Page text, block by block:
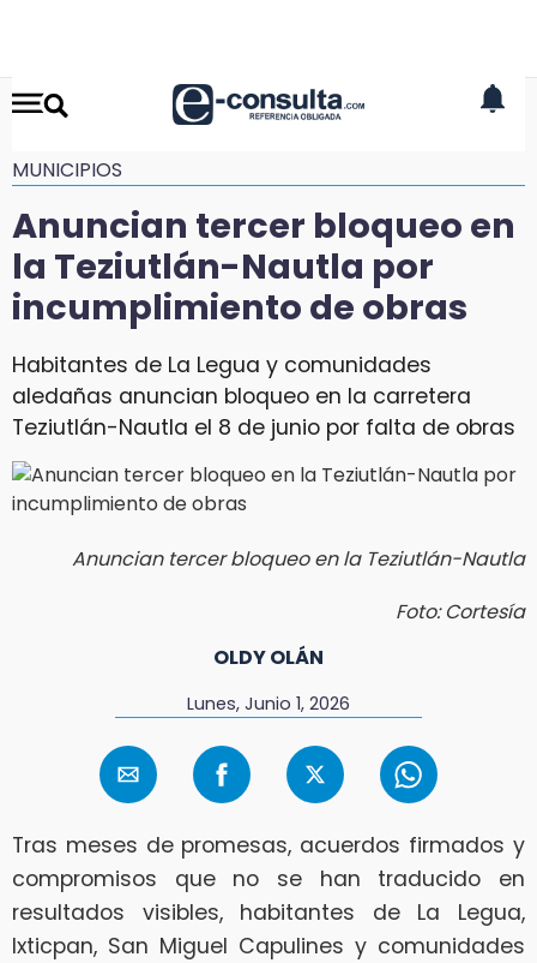
MUNICIPIOS
Anuncian tercer bloqueo en
la Teziutlán-Nautla por
incumplimiento de obras
Habitantes de La Legua y comunidades
aledañas anuncian bloqueo en la carretera
Teziutlán-Nautla el 8 de junio por falta de obras
Anuncian tercer bloqueo en la Teziutlán-Nautla
Foto: Cortesía
OLDY OLÁN
Lunes, Junio 1, 2026
Tras meses de promesas, acuerdos firmados y
compromisos que no se han traducido en
resultados visibles, habitantes de La Legua,
Ixticpan, San Miguel Capulines y comunidades